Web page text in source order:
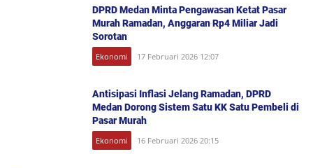
DPRD Medan Minta Pengawasan Ketat Pasar
Murah Ramadan, Anggaran Rp4 Miliar Jadi
Sorotan
Ekonomi 17 Februari 2026 12:07
Antisipasi Inflasi Jelang Ramadan, DPRD
Medan Dorong Sistem Satu KK Satu Pembeli di
Pasar Murah
Ekonomi 16 Februari 2026 20:15